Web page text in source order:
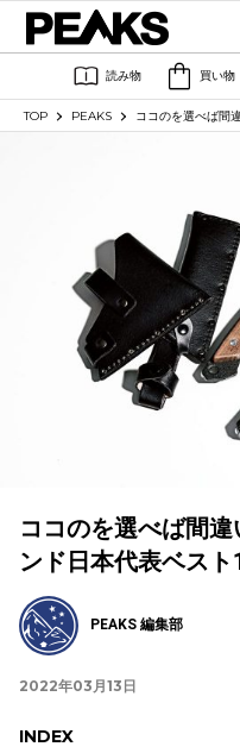
読み物 買い物
TOP PEAKS ココのを選べば間
ココのを選べば間
ンド日本代表ベスト
PEAKS 編集部
2022年03月13日
INDEX